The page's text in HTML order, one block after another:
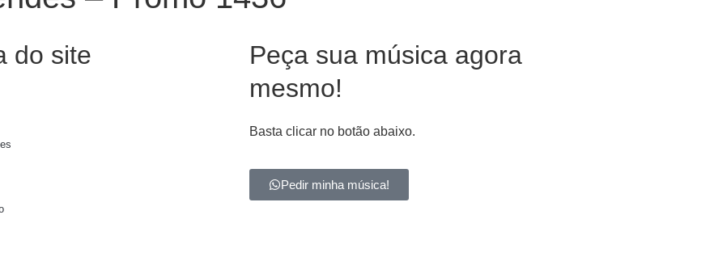
do site
Peça sua música agora
mesmo!
Basta clicar no botão abaixo.
Pedir minha música!